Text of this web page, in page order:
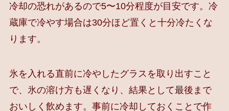
冷却の恐れがあるので5〜10分程度が目安です。冷
蔵庫で冷やす場合は30分ほど置くと十分冷たくな
ります。
氷を入れる直前に冷やしたグラスを取り出すこと
で、氷の溶け方も遅くなり、結果として最後まで
おいしく飲めます。事前に冷却しておくことで作